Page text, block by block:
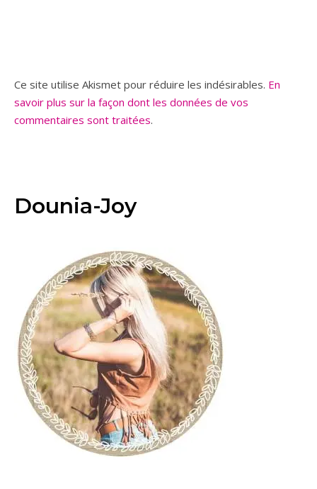
Ce site utilise Akismet pour réduire les indésirables. En
savoir plus sur la façon dont les données de vos
commentaires sont traitées.
Dounia-Joy